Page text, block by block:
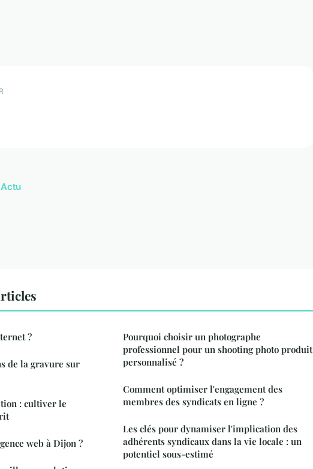
?
de la gravure sur
: cultiver le
web à Dijon ?
Pourquoi choisir un photographe
professionnel pour un shooting photo produit
personnalisé ?
Comment optimiser l'engagement des
membres des syndicats en ligne ?
Les clés pour dynamiser l'implication des
adhérents syndicaux dans la vie locale : un
potentiel sous-estimé